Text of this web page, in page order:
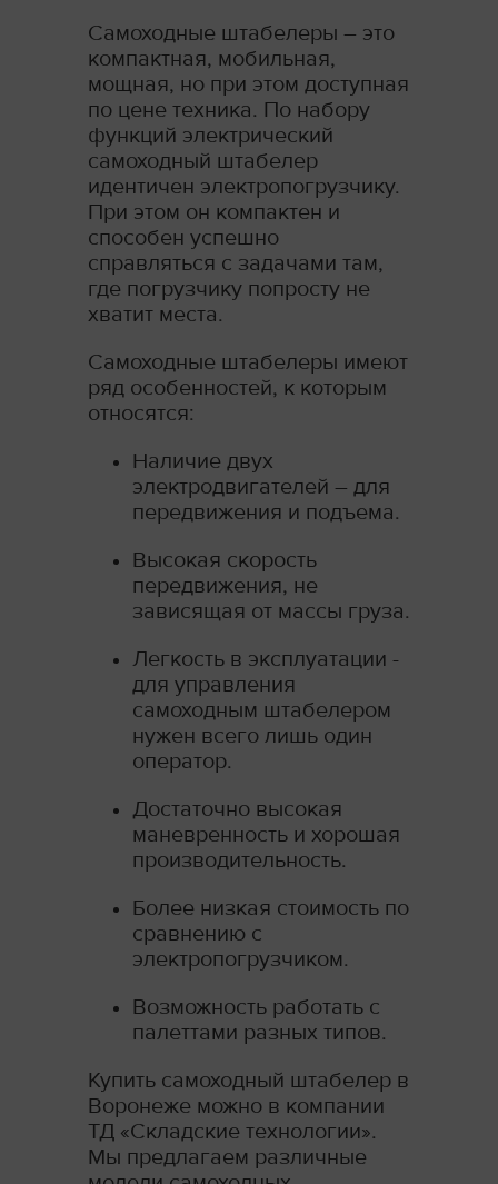
Самоходные штабелеры – это
компактная, мобильная,
мощная, но при этом доступная
по цене техника. По набору
функций электрический
самоходный штабелер
идентичен электропогрузчику.
При этом он компактен и
способен успешно
справляться с задачами там,
где погрузчику попросту не
хватит места.
Самоходные штабелеры имеют
ряд особенностей, к которым
относятся:
Наличие двух
электродвигателей – для
передвижения и подъема.
Высокая скорость
передвижения, не
зависящая от массы груза.
Легкость в эксплуатации -
для управления
самоходным штабелером
нужен всего лишь один
оператор.
Достаточно высокая
маневренность и хорошая
производительность.
Более низкая стоимость по
сравнению с
электропогрузчиком.
Возможность работать с
палеттами разных типов.
Купить самоходный штабелер в
Воронеже можно в компании
ТД «Складские технологии».
Мы предлагаем различные